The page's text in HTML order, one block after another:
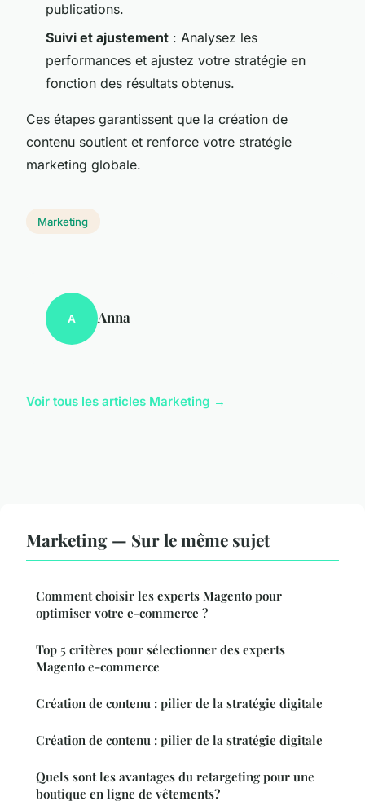
publications.
Suivi et ajustement : Analysez les
performances et ajustez votre stratégie en
fonction des résultats obtenus.
Ces étapes garantissent que la création de
contenu soutient et renforce votre stratégie
marketing globale.
Marketing
A Anna
Voir tous les articles Marketing →
Marketing — Sur le même sujet
Comment choisir les experts Magento pour
optimiser votre e-commerce ?
Top 5 critères pour sélectionner des experts
Magento e-commerce
Création de contenu : pilier de la stratégie digitale
Création de contenu : pilier de la stratégie digitale
Quels sont les avantages du retargeting pour une
boutique en ligne de vêtements?